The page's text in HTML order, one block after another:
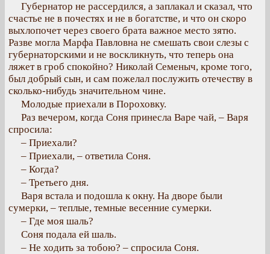
Губернатор не рассердился, а заплакал и сказал, что
счастье не в почестях и не в богатстве, и что он скоро
выхлопочет через своего брата важное место зятю.
Разве могла Марфа Павловна не смешать свои слезы с
губернаторскими и не воскликнуть, что теперь она
ляжет в гроб спокойно? Николай Семеныч, кроме того,
был добрый сын, и сам пожелал послужить отечеству в
сколько-нибудь значительном чине.
Молодые приехали в Пороховку.
Раз вечером, когда Соня принесла Варе чай, – Варя
спросила:
– Приехали?
– Приехали, – ответила Соня.
– Когда?
– Третьего дня.
Варя встала и подошла к окну. На дворе были
сумерки, – теплые, темные весенние сумерки.
– Где моя шаль?
Соня подала ей шаль.
– Не ходить за тобою? – спросила Соня.